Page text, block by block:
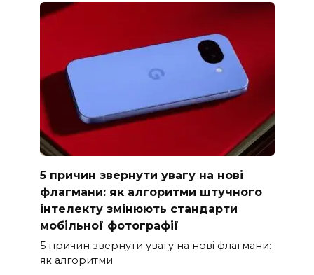
5 причин звернути увагу на нові
флагмани: як алгоритми штучного
інтелекту змінюють стандарти
мобільної фотографії
5 причин звернути увагу на нові флагмани:
як алгоритми